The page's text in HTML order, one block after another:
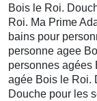
Bois le Roi.
Roi. Ma Prime
bains pour
personne agee
personnes agées
agée Bois le Roi.
Douche pour les